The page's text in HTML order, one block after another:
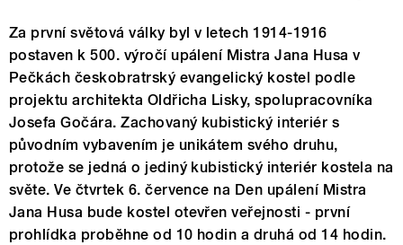
Za první světová války byl v letech 1914-1916
postaven k 500. výročí upálení Mistra Jana Husa v
Pečkách českobratrský evangelický kostel podle
projektu architekta Oldřicha Lisky, spolupracovníka
Josefa Gočára. Zachovaný kubistický interiér s
původním vybavením je unikátem svého druhu,
protože se jedná o jediný kubistický interiér kostela na
světe. Ve čtvrtek 6. července na Den upálení Mistra
Jana Husa bude kostel otevřen veřejnosti - první
prohlídka proběhne od 10 hodin a druhá od 14 hodin.